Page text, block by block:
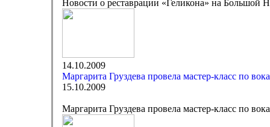
Новости о реставрации «Геликона» на Большой
14.10.2009
Маргарита Груздева провела мастер-класс по
15.10.2009
Маргарита Груздева провела мастер-класс по